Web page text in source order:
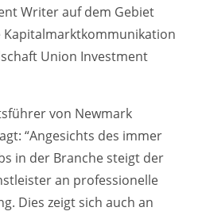
Writer auf dem Gebiet
Union Investment
von Newmark
“Angesichts des immer
in der Branche steigt der
an professionelle
Dies zeigt sich auch an